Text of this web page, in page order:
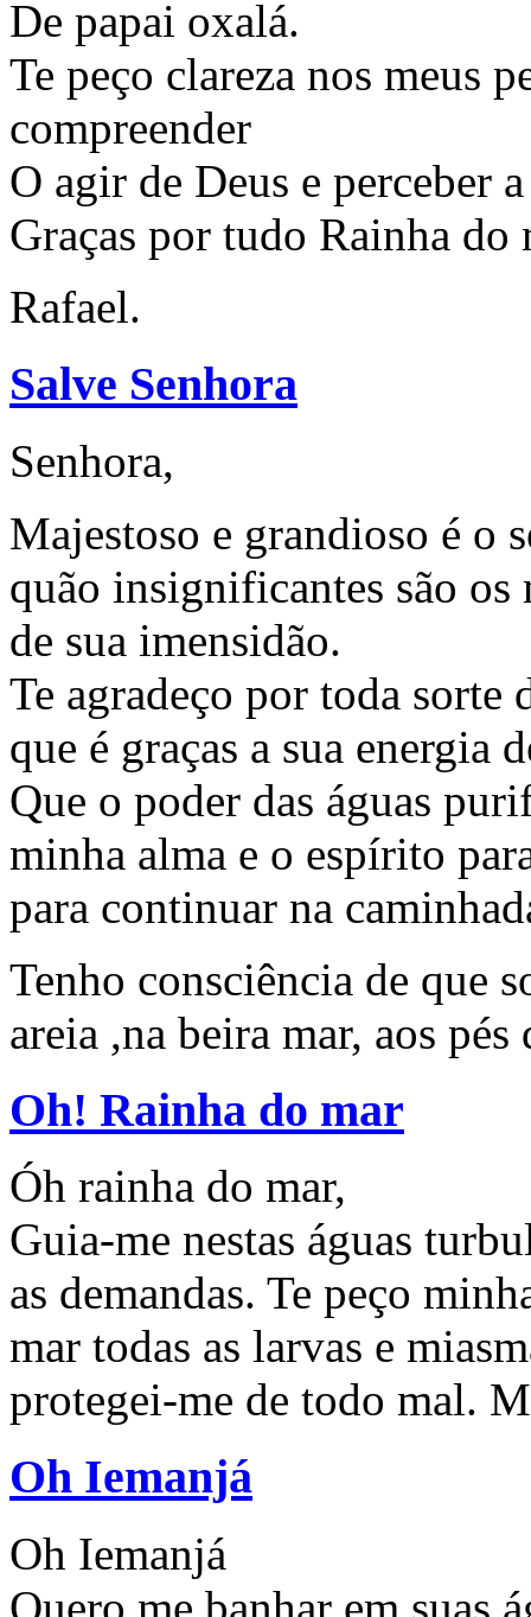
De papai oxalá.
Te peço clareza nos meus
compreender
O agir de Deus e perceber
Graças por tudo Rainha do
Rafael.
Salve Senhora
Senhora,
Majestoso e grandioso é o
quão insignificantes são os
de sua imensidão.
Te agradeço por toda sorte
que é graças a sua energia
Que o poder das águas
minha alma e o espírito
para continuar na
Tenho consciência de que
areia ,na beira mar, aos
Oh! Rainha do mar
Óh rainha do mar,
Guia-me nestas águas
as demandas. Te peço
mar todas as larvas e
protegei-me de todo mal.
Oh Iemanjá
Oh Iemanjá
Quero me banhar em suas